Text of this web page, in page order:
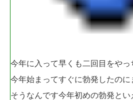
今年に入って早くも二回目をやっ
今年始まってすぐに勃発したのに
そうなんです今年初めの勃発と